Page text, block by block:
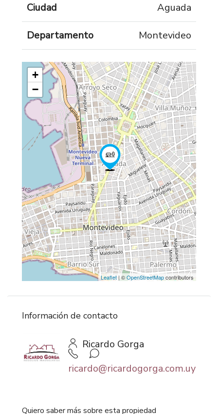
Ciudad Aguada
Departamento Montevideo
+
−
Leaflet | ©OpenStreetMapcontributors
Información de contacto
Ricardo Gorga
ricardo@ricardogorga.com.uy
Quiero saber más sobre esta propiedad